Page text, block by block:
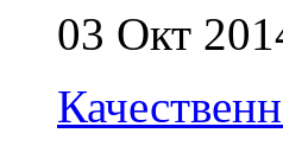
03 Окт